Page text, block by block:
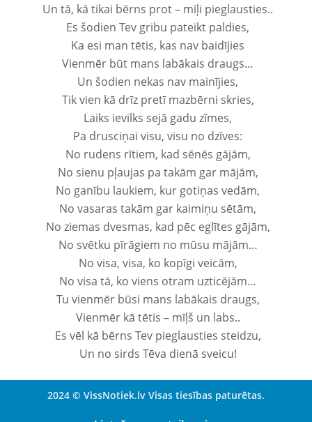
Un tā, kā tikai bērns prot – mīļi pieglausties..
Es šodien Tev gribu pateikt paldies,
Ka esi man tētis, kas nav baidījies
Vienmēr būt mans labākais draugs…
Un šodien nekas nav mainījies,
Tik vien kā drīz pretī mazbērni skries,
Laiks ievilks sejā gadu zīmes,
Pa drusciņai visu, visu no dzīves:
No rudens rītiem, kad sēnēs gājām,
No sienu pļaujas pa takām gar mājām,
No ganību laukiem, kur gotiņas vedām,
No vasaras takām gar kaimiņu sētām,
No ziemas dvesmas, kad pēc eglītes gājām,
No svētku pīrāgiem no mūsu mājām…
No visa, visa, ko kopīgi veicām,
No visa tā, ko viens otram uzticējām…
Tu vienmēr būsi mans labākais draugs,
Vienmēr kā tētis – mīļš un labs..
Es vēl kā bērns Tev pieglausties steidzu,
Un no sirds Tēva dienā sveicu!
2024 © VissNotiek.lv Visas tiesības paturētas.